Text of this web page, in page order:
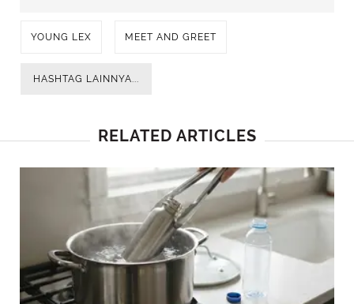
YOUNG LEX MEET AND GREET
HASHTAG LAINNYA...
RELATED ARTICLES